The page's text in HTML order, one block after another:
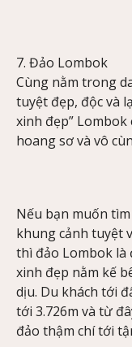
7. Đảo Lombok
Cùng nằm trong
tuyệt đẹp, độc và
xinh đẹp” Lombok
hoang sơ và vô
Nếu bạn muốn
khung cảnh tuyệt
thì đảo Lombok là
xinh đẹp nằm kế
dịu. Du khách tới
tới 3.726m và từ
đảo thậm chí tới